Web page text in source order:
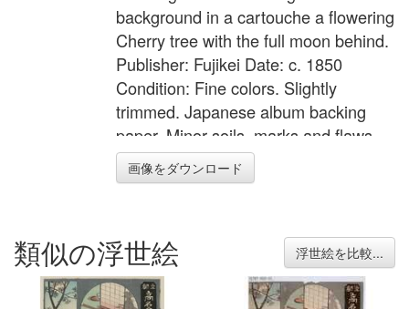
background in a cartouche a flowering
Cherry tree with the full moon behind.
Publisher: Fujikei Date: c. 1850
Condition: Fine colors. Slightly
trimmed. Japanese album backing
paper. Minor soils, marks and flaws.
Generally very good state of
preservation. Impression: Fine
画像をダウンロード
類似の浮世絵 浮世絵を比較...